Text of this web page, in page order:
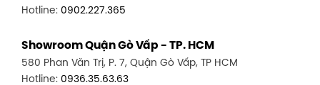
Hotline: 0902.227.365
Showroom Quận Gò Vấp - TP. HCM
580 Phan Văn Trị, P. 7, Quận Gò Vấp, TP HCM
Hotline: 0936.35.63.63